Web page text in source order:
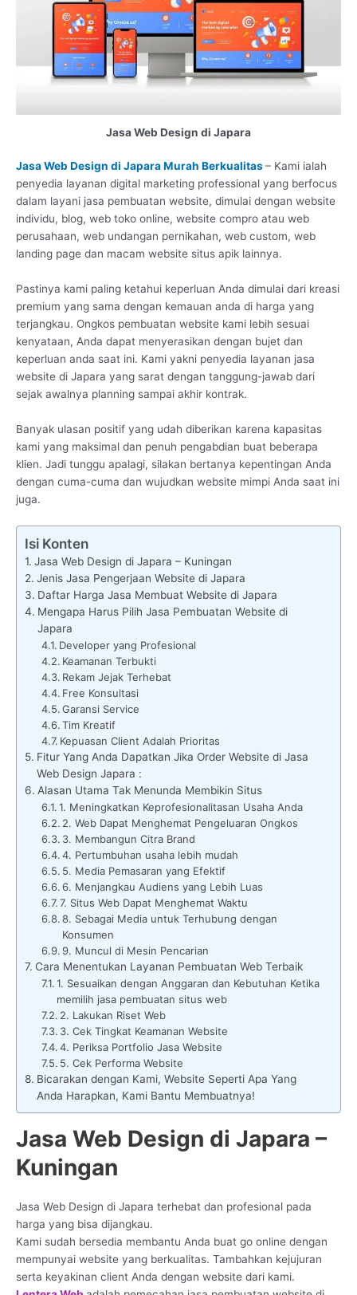
Jasa Web Design di Japara
Jasa Web Design di Japara Murah Berkualitas– Kami ialah
penyedia layanan digital marketing professional yang berfocus
dalam layani jasa pembuatan website, dimulai dengan website
individu, blog, web toko online, website compro atau web
perusahaan, web undangan pernikahan, web custom, web
landing page dan macam website situs apik lainnya.
Pastinya kami paling ketahui keperluan Anda dimulai dari kreasi
premium yang sama dengan kemauan anda di harga yang
terjangkau. Ongkos pembuatan website kami lebih sesuai
kenyataan, Anda dapat menyerasikan dengan bujet dan
keperluan anda saat ini. Kami yakni penyedia layanan jasa
website di Japara yang sarat dengan tanggung-jawab dari
sejak awalnya planning sampai akhir kontrak.
Banyak ulasan positif yang udah diberikan karena kapasitas
kami yang maksimal dan penuh pengabdian buat beberapa
klien. Jadi tunggu apalagi, silakan bertanya kepentingan Anda
dengan cuma-cuma dan wujudkan website mimpi Anda saat ini
juga.
Isi Konten
Jasa Web Design di Japara – Kuningan
Jenis Jasa Pengerjaan Website di Japara
Daftar Harga Jasa Membuat Website di Japara
Mengapa Harus Pilih Jasa Pembuatan Website di
Japara
Developer yang Profesional
Keamanan Terbukti
Rekam Jejak Terhebat
Free Konsultasi
Garansi Service
Tim Kreatif
Kepuasan Client Adalah Prioritas
Fitur Yang Anda Dapatkan Jika Order Website di Jasa
Web Design Japara :
Alasan Utama Tak Menunda Membikin Situs
1. Meningkatkan Keprofesionalitasan Usaha Anda
2. Web Dapat Menghemat Pengeluaran Ongkos
3. Membangun Citra Brand
4. Pertumbuhan usaha lebih mudah
5. Media Pemasaran yang Efektif
6. Menjangkau Audiens yang Lebih Luas
7. Situs Web Dapat Menghemat Waktu
8. Sebagai Media untuk Terhubung dengan
Konsumen
9. Muncul di Mesin Pencarian
Cara Menentukan Layanan Pembuatan Web Terbaik
1. Sesuaikan dengan Anggaran dan Kebutuhan Ketika
memilih jasa pembuatan situs web
2. Lakukan Riset Web
3. Cek Tingkat Keamanan Website
4. Periksa Portfolio Jasa Website
5. Cek Performa Website
Bicarakan dengan Kami, Website Seperti Apa Yang
Anda Harapkan, Kami Bantu Membuatnya!
Jasa Web Design di Japara –
Kuningan
Jasa Web Design di Japara terhebat dan profesional pada
harga yang bisa dijangkau.
Kami sudah bersedia membantu Anda buat go online dengan
mempunyai website yang berkualitas. Tambahkan kejujuran
serta keyakinan client Anda dengan website dari kami.